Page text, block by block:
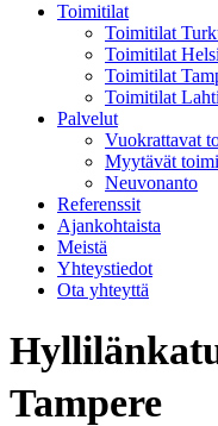
Toimitilat
Toimitilat
Toimitilat
Toimitilat
Toimitilat Lahti
Palvelut
Vuokrattavat
Myytävät
Neuvonanto
Referenssit
Ajankohtaista
Meistä
Yhteystiedot
Ota yhteyttä
Tampere